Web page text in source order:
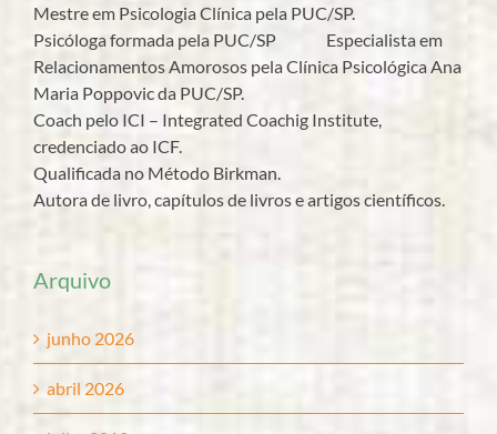
Mestre em Psicologia Clínica pela PUC/SP.
Psicóloga formada pela PUC/SP Especialista em
Relacionamentos Amorosos pela Clínica Psicológica Ana
Maria Poppovic da PUC/SP.
Coach pelo ICI – Integrated Coachig Institute,
credenciado ao ICF.
Qualificada no Método Birkman.
Autora de livro, capítulos de livros e artigos científicos.
Arquivo
junho 2026
abril 2026